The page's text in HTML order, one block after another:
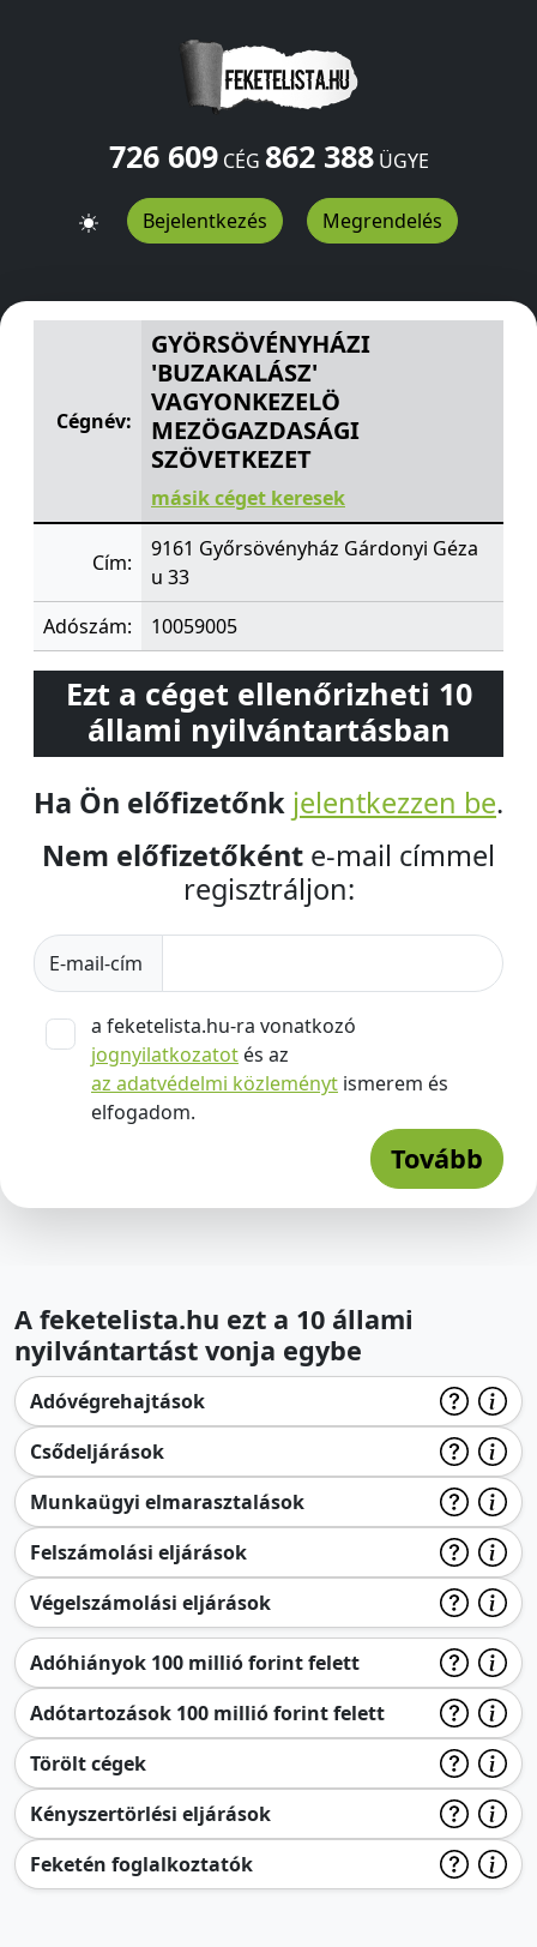
726 609CÉG 862 388ÜGYE
Bejelentkezés Megrendelés
GYÖRSÖVÉNYHÁZI 'BUZAKALÁSZ' VAGYONKEZELÖ
Cégnév:
GYÖRSÖVÉNYHÁZI
'BUZAKALÁSZ'
VAGYONKEZELÖ
MEZÖGAZDASÁGI
SZÖVETKEZET
másik céget keresek
Cím:
9161 Győrsövényház Gárdonyi Géza
u 33
Adószám:
10059005
Ezt a céget ellenőrizheti 10
állami nyilvántartásban
Ha Ön előfizetőnk jelentkezzen be.
Nem előfizetőként e-mail címmel
regisztráljon:
E-mail-cím
a feketelista.hu-ra vonatkozó
jognyilatkozatot és az
az adatvédelmi közleményt ismerem és
elfogadom.
Tovább
A feketelista.hu ezt a 10 állami
nyilvántartást vonja egybe
Adóvégrehajtások
Csődeljárások
Munkaügyi elmarasztalások
Felszámolási eljárások
Végelszámolási eljárások
Adóhiányok 100 millió forint felett
Adótartozások 100 millió forint felett
Törölt cégek
Kényszertörlési eljárások
Feketén foglalkoztatók